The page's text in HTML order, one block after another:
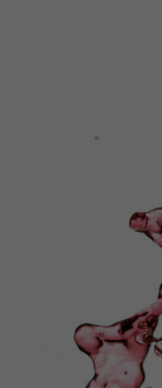
wird der Wein